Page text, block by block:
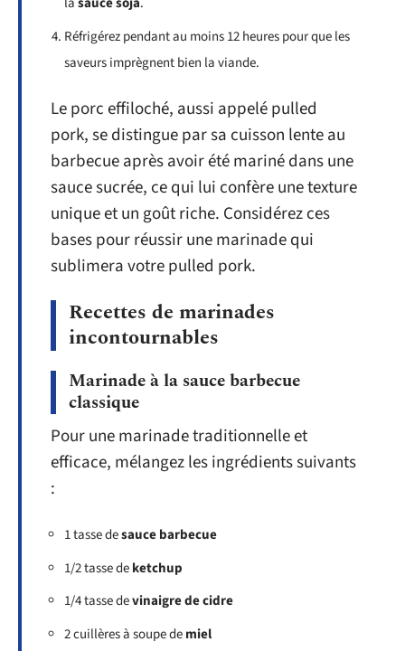
Réfrigérez pendant au moins 12 heures pour que les
saveurs imprègnent bien la viande.
Le porc effiloché, aussi appelé pulled
pork, se distingue par sa cuisson lente au
barbecue après avoir été mariné dans une
sauce sucrée, ce qui lui confère une texture
unique et un goût riche. Considérez ces
bases pour réussir une marinade qui
sublimera votre pulled pork.
Recettes de marinades
incontournables
Marinade à la sauce barbecue
classique
Pour une marinade traditionnelle et
efficace, mélangez les ingrédients suivants
:
1 tasse desauce barbecue
1/2 tasse deketchup
1/4 tasse devinaigre de cidre
2 cuillères à soupe demiel